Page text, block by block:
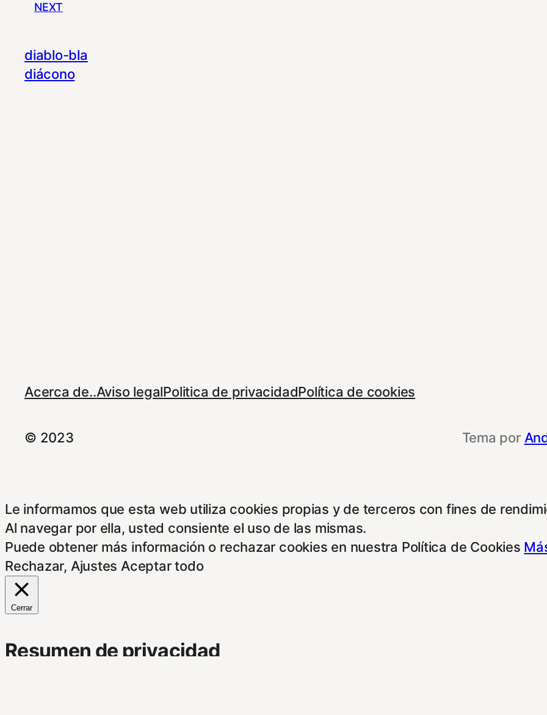
NEXT
diablo-bla
diácono
Acerca de..Aviso legalPolitica de privacidadPolítica de cookies
© 2023 Tema por
Le informamos que esta web utiliza cookies propias y de terceros con fines de
Al navegar por ella, usted consiente el uso de las mismas.
Puede obtener más información o rechazar cookies en nuestra Política de Cookies
Rechazar, Ajustes Aceptar todo
Cerrar
Resumen de privacidad